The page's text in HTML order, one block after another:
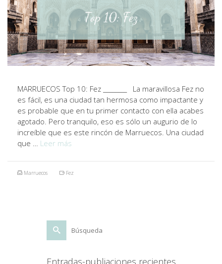
MARRUECOS Top 10: Fez ________ La maravillosa Fez no
es fácil, es una ciudad tan hermosa como impactante y
es probable que en tu primer contacto con ella acabes
agotado. Pero tranquilo, eso es sólo un augurio de lo
increíble que es este rincón de Marruecos. Una ciudad
que … Leer más
Marruecos Fez
Buscar
por:
Entradas-publiaciones recientes